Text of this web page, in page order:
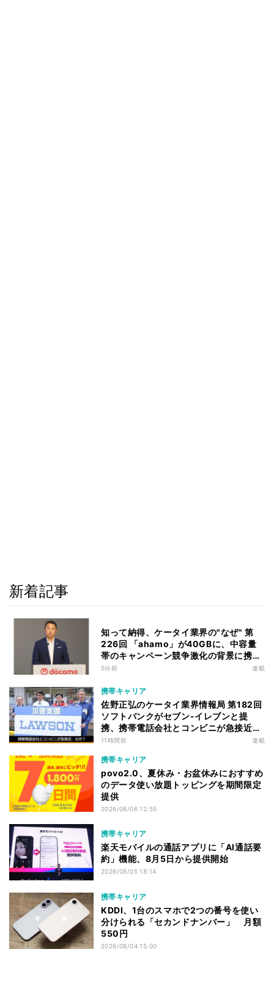
新着記事
知って納得、ケータイ業界の"なぜ" 第
226回 「ahamo」が40GBに、中容量
帯のキャンペーン競争激化の背景に携帯
各社の“迷い”あり
5分前 連載
携帯キャリア
佐野正弘のケータイ業界情報局 第182回
ソフトバンクがセブン-イレブンと提
携、携帯電話会社とコンビニが急接近す
る理由は
11時間前 連載
携帯キャリア
povo2.0、夏休み・お盆休みにおすすめ
のデータ使い放題トッピングを期間限定
提供
2026/08/06 12:55
携帯キャリア
楽天モバイルの通話アプリに「AI通話要
約」機能、8月5日から提供開始
2026/08/05 18:14
携帯キャリア
KDDI、1台のスマホで2つの番号を使い
分けられる「セカンドナンバー」 月額
550円
2026/08/04 15:00